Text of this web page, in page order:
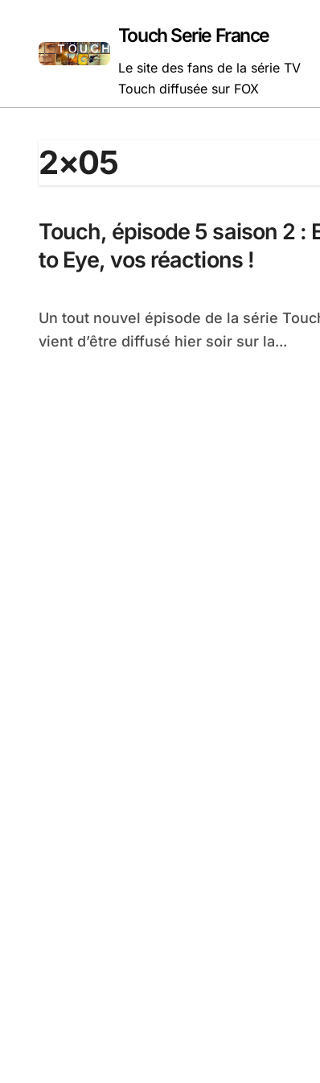
contenu
Touch Serie France
Le site des fans de la série TV
Touch diffusée sur FOX
2×05
Touch, épisode 5 saison 2 : Eye
to Eye, vos réactions !
Un tout nouvel épisode de la série Touch
vient d’être diffusé hier soir sur la...